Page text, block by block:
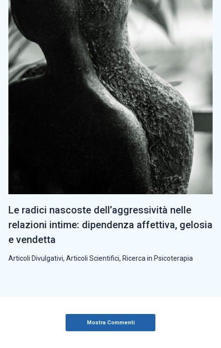
Le radici nascoste dell’aggressività nelle
relazioni intime: dipendenza affettiva, gelosia
e vendetta
Articoli Divulgativi, Articoli Scientifici, Ricerca in Psicoterapia
Mostra Commenti